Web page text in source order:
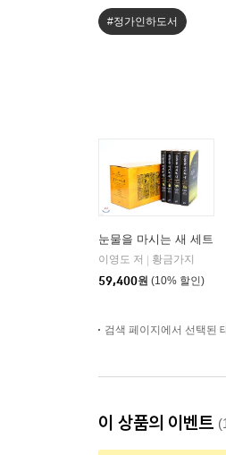
#정가인하도서
눈물을 마시는 새 세트
이영도 저
황금가지
59,400원 (10% 할인)
검색 페이지에서 선택된
이 상품의 이벤트